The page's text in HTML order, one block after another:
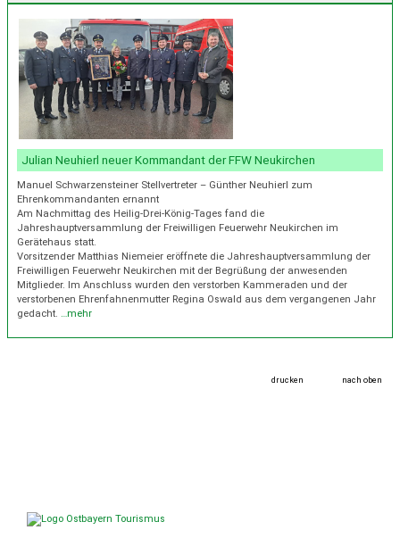
Julian Neuhierl neuer Kommandant der FFW Neukirchen
Manuel Schwarzensteiner Stellvertreter – Günther Neuhierl zum
Ehrenkommandanten ernannt
Am Nachmittag des Heilig-Drei-König-Tages fand die
Jahreshauptversammlung der Freiwilligen Feuerwehr Neukirchen im
Gerätehaus statt.
Vorsitzender Matthias Niemeier eröffnete die Jahreshauptversammlung der
Freiwilligen Feuerwehr Neukirchen mit der Begrüßung der anwesenden
Mitglieder. Im Anschluss wurden den verstorben Kammeraden und der
verstorbenen Ehrenfahnenmutter Regina Oswald aus dem vergangenen Jahr
gedacht. …mehr
drucken nach oben